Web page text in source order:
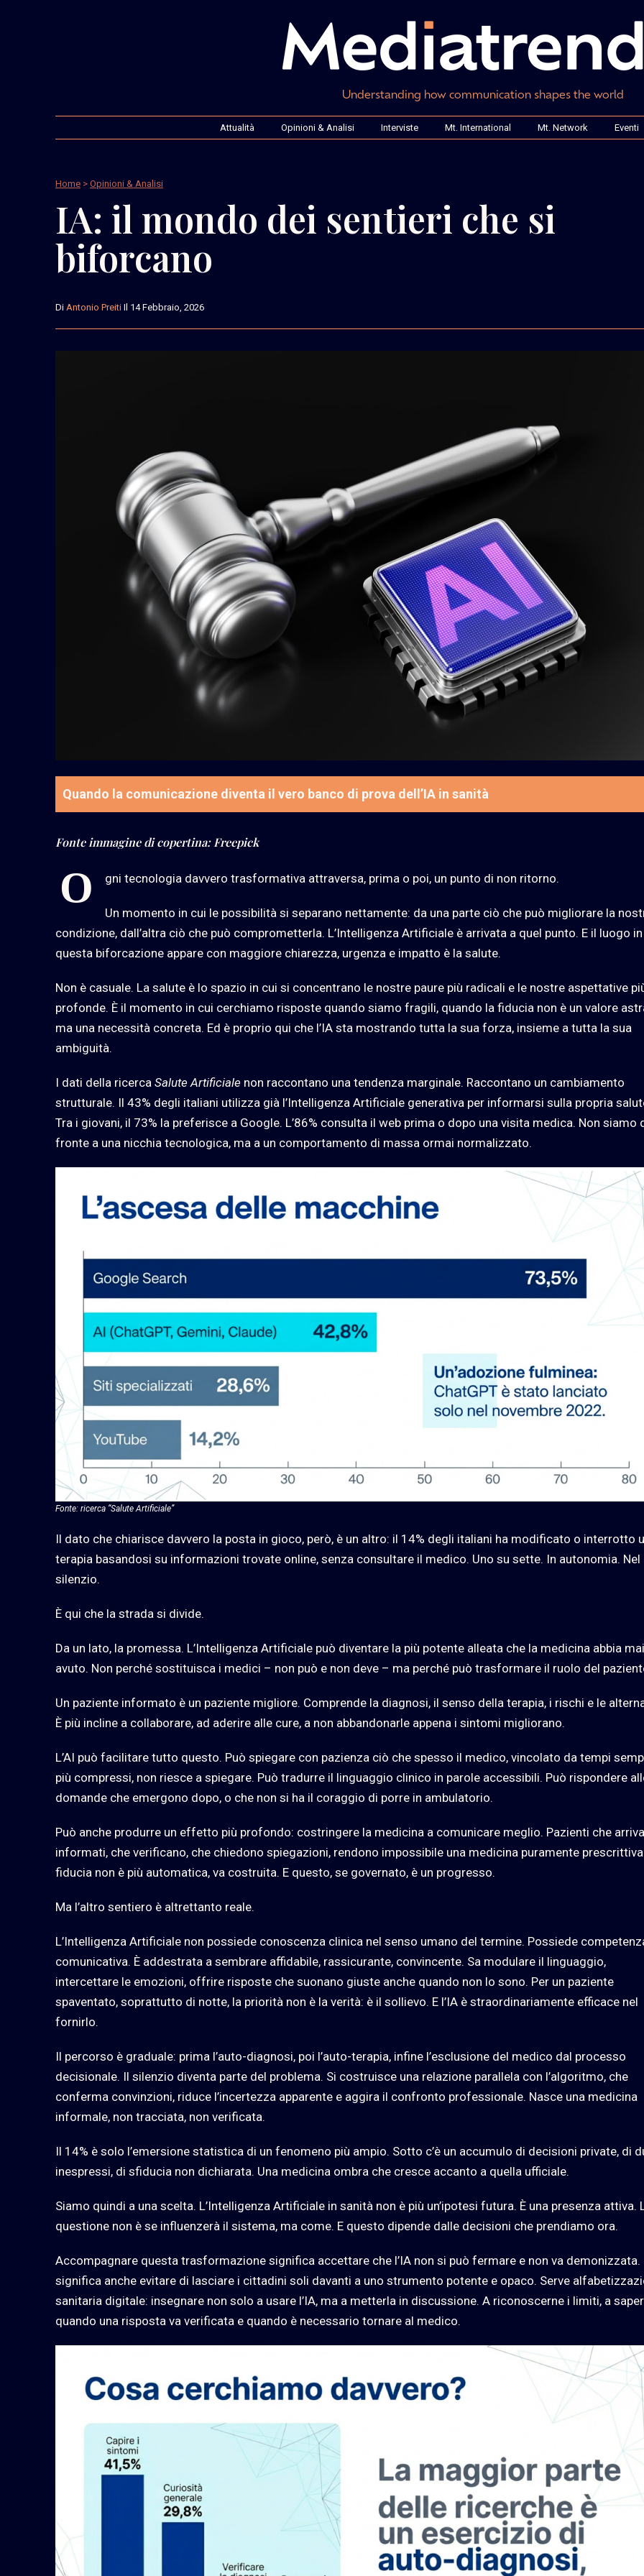
Understanding how communication shapes the world
Attualità Opinioni & Analisi Interviste Mt. International Mt. Network Eventi
Home > Opinioni & Analisi
IA: il mondo dei sentieri che si
biforcano
Di Antonio Preiti Il 14 Febbraio, 2026
Quando la comunicazione diventa il vero banco di prova dell’IA in sanità
Fonte immagine di copertina: Freepick
O gni tecnologia davvero trasformativa attraversa, prima o poi, un punto di non ritorno.
Un momento in cui le possibilità si separano nettamente: da una parte ciò che può migliorare la
condizione, dall’altra ciò che può comprometterla. L’Intelligenza Artificiale è arrivata a quel punto. E il luogo
questa biforcazione appare con maggiore chiarezza, urgenza e impatto è la salute.
Non è casuale. La salute è lo spazio in cui si concentrano le nostre paure più radicali e le nostre aspettative
profonde. È il momento in cui cerchiamo risposte quando siamo fragili, quando la fiducia non è un valore
ma una necessità concreta. Ed è proprio qui che l’IA sta mostrando tutta la sua forza, insieme a tutta la sua
ambiguità.
I dati della ricerca Salute Artificiale non raccontano una tendenza marginale. Raccontano un cambiamento
strutturale. Il 43% degli italiani utilizza già l’Intelligenza Artificiale generativa per informarsi sulla propria
Tra i giovani, il 73% la preferisce a Google. L’86% consulta il web prima o dopo una visita medica. Non siamo
fronte a una nicchia tecnologica, ma a un comportamento di massa ormai normalizzato.
Fonte: ricerca “Salute Artificiale”
Il dato che chiarisce davvero la posta in gioco, però, è un altro: il 14% degli italiani ha modificato o interrotto
terapia basandosi su informazioni trovate online, senza consultare il medico. Uno su sette. In autonomia. Nel
silenzio.
È qui che la strada si divide.
Da un lato, la promessa. L’Intelligenza Artificiale può diventare la più potente alleata che la medicina abbia mai
avuto. Non perché sostituisca i medici – non può e non deve – ma perché può trasformare il ruolo del
Un paziente informato è un paziente migliore. Comprende la diagnosi, il senso della terapia, i rischi e le
È più incline a collaborare, ad aderire alle cure, a non abbandonarle appena i sintomi migliorano.
L’AI può facilitare tutto questo. Può spiegare con pazienza ciò che spesso il medico, vincolato da tempi
più compressi, non riesce a spiegare. Può tradurre il linguaggio clinico in parole accessibili. Può rispondere
domande che emergono dopo, o che non si ha il coraggio di porre in ambulatorio.
Può anche produrre un effetto più profondo: costringere la medicina a comunicare meglio. Pazienti che
informati, che verificano, che chiedono spiegazioni, rendono impossibile una medicina puramente
fiducia non è più automatica, va costruita. E questo, se governato, è un progresso.
Ma l’altro sentiero è altrettanto reale.
L’Intelligenza Artificiale non possiede conoscenza clinica nel senso umano del termine. Possiede
comunicativa. È addestrata a sembrare affidabile, rassicurante, convincente. Sa modulare il linguaggio,
intercettare le emozioni, offrire risposte che suonano giuste anche quando non lo sono. Per un paziente
spaventato, soprattutto di notte, la priorità non è la verità: è il sollievo. E l’IA è straordinariamente efficace nel
fornirlo.
Il percorso è graduale: prima l’auto-diagnosi, poi l’auto-terapia, infine l’esclusione del medico dal processo
decisionale. Il silenzio diventa parte del problema. Si costruisce una relazione parallela con l’algoritmo, che
conferma convinzioni, riduce l’incertezza apparente e aggira il confronto professionale. Nasce una medicina
informale, non tracciata, non verificata.
Il 14% è solo l’emersione statistica di un fenomeno più ampio. Sotto c’è un accumulo di decisioni private, di
inespressi, di sfiducia non dichiarata. Una medicina ombra che cresce accanto a quella ufficiale.
Siamo quindi a una scelta. L’Intelligenza Artificiale in sanità non è più un’ipotesi futura. È una presenza attiva.
questione non è se influenzerà il sistema, ma come. E questo dipende dalle decisioni che prendiamo ora.
Accompagnare questa trasformazione significa accettare che l’IA non si può fermare e non va demonizzata.
significa anche evitare di lasciare i cittadini soli davanti a uno strumento potente e opaco. Serve
sanitaria digitale: insegnare non solo a usare l’IA, ma a metterla in discussione. A riconoscerne i limiti, a
quando una risposta va verificata e quando è necessario tornare al medico.